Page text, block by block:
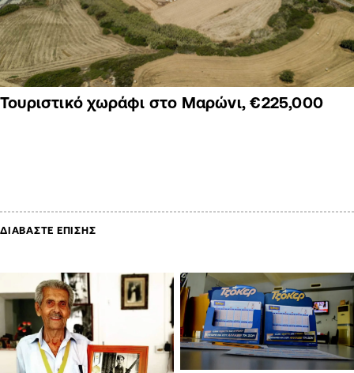
Τουριστικό χωράφι στο Μαρώνι, €225,000
ΔΙΑΒΑΣΤΕ ΕΠΙΣΗΣ